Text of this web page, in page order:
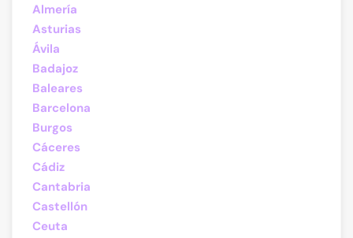
Almería
Asturias
Ávila
Badajoz
Baleares
Barcelona
Burgos
Cáceres
Cádiz
Cantabria
Castellón
Ceuta